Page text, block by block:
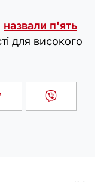
назвали п'ять
для високого